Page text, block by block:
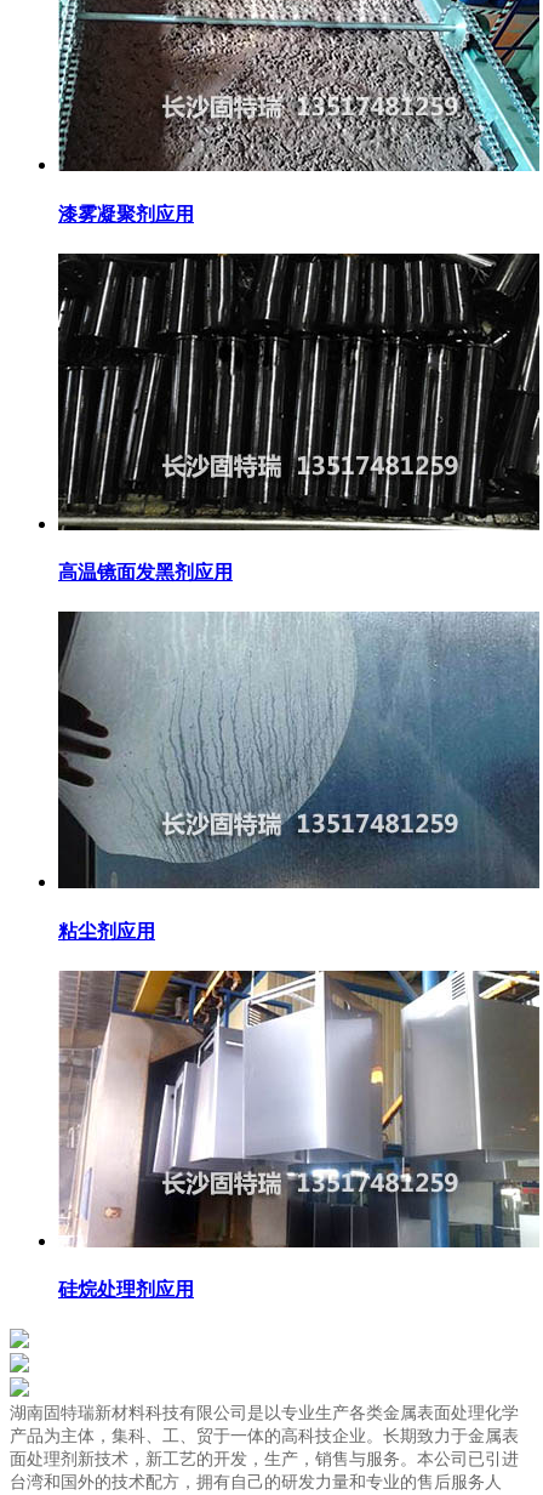
漆雾凝聚剂应用
高温镜面发黑剂应用
粘尘剂应用
硅烷处理剂应用
湖南固特瑞新材料科技有限公司是以专业生产各类金属表面处理化学
产品为主体，集科、工、贸于一体的高科技企业。长期致力于金属表
面处理剂新技术，新工艺的开发，生产，销售与服务。本公司已引进
台湾和国外的技术配方，拥有自己的研发力量和专业的售后服务人